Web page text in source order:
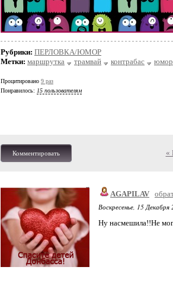
Рубрики: ПЕРЛОВКА/ЮМОР
Метки: маршрутка трамвай контрабас юмор
Процитировано 9 раз
Понравилось: 15 пользователям
Комментировать «
AGAPILAV
Воскресенье, 15
Ну насмешила!!Не